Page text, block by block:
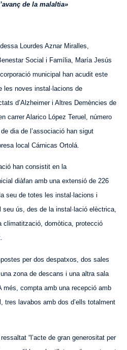
de la malaltia»
Lourdes Aznar Miralles,
Social i Família, María Jesús
municipal han acudit este
les noves instal·lacions de
d’Alzheimer i Altres Demències de
carrer Alarico López Teruel, número
dia de l’associació han sigut
local Cárnicas Ortolá.
han consistit en la
diàfan amb una extensió de 226
seu de totes les instal·lacions i
ús, des de la instal·lació elèctrica,
climatització, domòtica, protecció
per dos despatxos, dos sales
zona de descans i una altra sala
més, compta amb una recepció amb
tres lavabos amb dos d’ells totalment
“l’acte de gran generositat per